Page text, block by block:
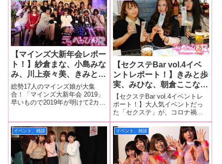
【マインズ大新年会レポー
ト！】紗倉まな、小島みな
み、川上奈々美、きみと歩
実、松本菜奈実、あおいれ
な、、なつめ愛莉、小倉由
菜、唯井まひろ、あずみひ
衣……総勢17人のマイン
ズ娘が参加！ 今回はウル
トラクイズ大会で大ハッス
ル！
総勢17人のマインズ娘が大集
合！「マインズ大新年会 2019」
早いもので2019年が明けて2カ月
たとは言い切れないっ！ 今年
は2月17日ついに開催、ファンが
待ちに待った新年イベント。『
【セクステBar vol.4イベ
ントレポート！】きみと歩
実、みひな、朝倉ここなが
バレンタインの甘い思い
出、苦い思い出を発表！
あゆみんパイセンへのサプ
ライズバースデーも行われ
ハッピーな空間に！
【セクステBar vol.4イベントレ
ポート！】大人気イベントだっ
た「セクステ」が、コロナ禍で
配信特化型の「おうちでセクス
テ」となりネットでファンと交
流してきましたが、感染予防対
策を施せば有人イベントも行え
ることが実証された現在、「セ
クステ
イベント、雑談 イベント、雑談